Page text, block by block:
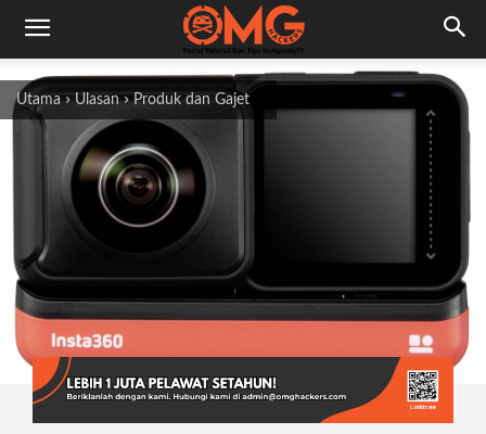
Utama Ulasan Produk dan Gajet